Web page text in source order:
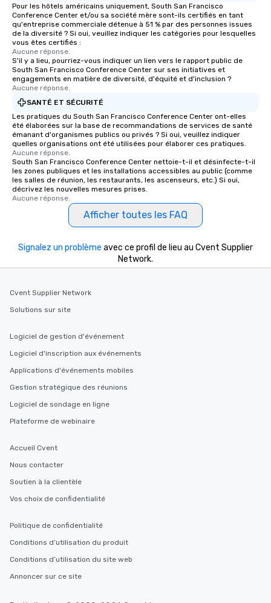
Pour les hôtels américains uniquement, South San Francisco
Conference Center et/ou sa société mère sont-ils certifiés en tant
qu'entreprise commerciale détenue à 51 % par des personnes issues
de la diversité ? Si oui, veuillez indiquer les catégories pour lesquelles
vous êtes certifiés :
Aucune réponse.
S'il y a lieu, pourriez-vous indiquer un lien vers le rapport public de
South San Francisco Conference Center sur ses initiatives et
engagements en matière de diversité, d'équité et d'inclusion ?
Aucune réponse.
SANTÉ ET SÉCURITÉ
Les pratiques du South San Francisco Conference Center ont-elles
été élaborées sur la base de recommandations de services de santé
émanant d'organismes publics ou privés ? Si oui, veuillez indiquer
quelles organisations ont été utilisées pour élaborer ces pratiques.
Aucune réponse.
South San Francisco Conference Center nettoie-t-il et désinfecte-t-il
les zones publiques et les installations accessibles au public (comme
les salles de réunion, les restaurants, les ascenseurs, etc.) Si oui,
décrivez les nouvelles mesures prises.
Aucune réponse.
Afficher toutes les FAQ
Signalez un problème avec ce profil de lieu au Cvent Supplier
Network.
Cvent Supplier Network
Solutions sur site
Logiciel de gestion d'événement
Logiciel d'inscription aux événements
Applications d'événements mobiles
Gestion stratégique des réunions
Logiciel de sondage en ligne
Plateforme de webinaire
Accueil Cvent
Nous contacter
Soutien à la clientèle
Vos choix de confidentialité
Politique de confidentialité
Conditions d’utilisation du produit
Conditions d’utilisation du site web
Annoncer sur ce site